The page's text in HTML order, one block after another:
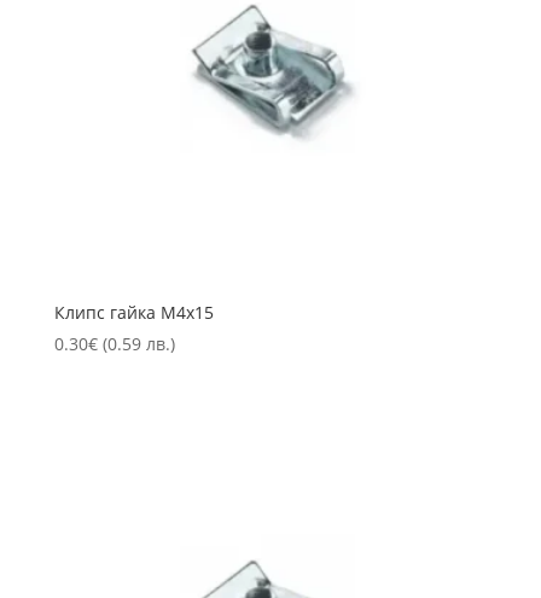
Клипс гайка М4х15
0.30€ (0.59 лв.)